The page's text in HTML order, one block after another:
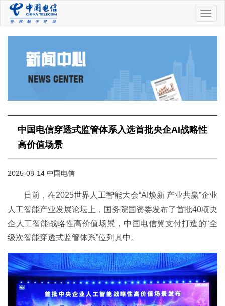
中
国
中国电信穿透式监管体系入选首批央企AI战略性
高价值场景
2025-08-14 中国电信
日前，在2025世界人工智能大会“AI焕新 产业共赢”企业
人工智能产业发展论坛上，国务院国资委发布了首批40项央
企人工智能战略性高价值场景，中国电信翼支付打造的“全
级次智能穿透式监管体系”位列其中。